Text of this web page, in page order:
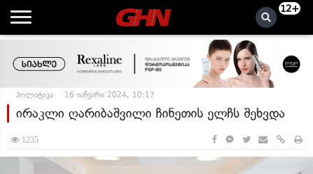
12+
პოლიტიკა 16 იანვარი 2024, 10:17
ირაკლი ღარიბაშვილი ჩინეთის ელჩს შეხვდა
1235